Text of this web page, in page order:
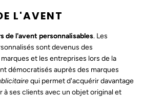
L'AVENT
de l'avent personnalisables. Les
sont devenus des
et les entreprises lors de la
démocratisés auprès des marques
qui permet d'acquérir davantage
à ses clients avec un objet originalet